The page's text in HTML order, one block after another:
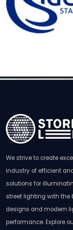
We strive to create
industry of efficient
solutions for
street lighting with the
designs and modern
performance. Explore